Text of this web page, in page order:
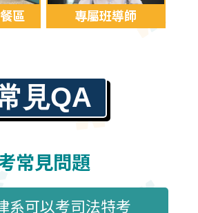
區 專屬班導師
見QA
常見問題
系可以考司法特考